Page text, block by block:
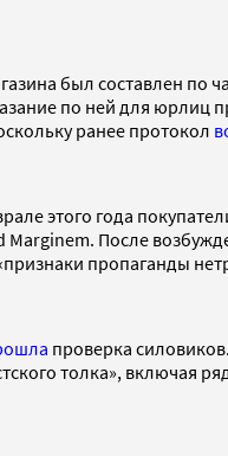
был составлен по
по ней для юрлиц
ранее протокол
этого года
Marginem. После
пропаганды
проверка
толка», включая